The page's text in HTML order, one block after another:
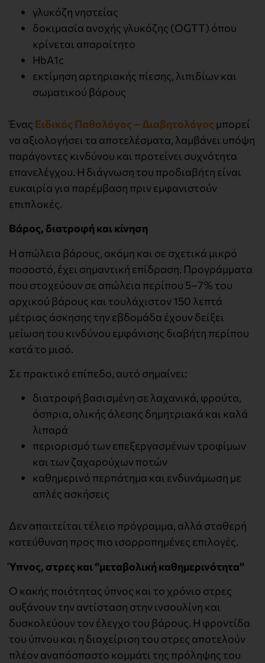
γλυκόζη νηστείας
δοκιμασία ανοχής γλυκόζης (OGTT) όπου
κρίνεται απαραίτητο
HbA1c
εκτίμηση αρτηριακής πίεσης, λιπιδίων και
σωματικού βάρους
Ένας Ειδικός Παθολόγος – Διαβητολόγος μπορεί
να αξιολογήσει τα αποτελέσματα, λαμβάνει υπόψη
παράγοντες κινδύνου και προτείνει συχνότητα
επανελέγχου. Η διάγνωση του προδιαβήτη είναι
ευκαιρία για παρέμβαση πριν εμφανιστούν
επιπλοκές.
Βάρος, διατροφή και κίνηση
Η απώλεια βάρους, ακόμη και σε σχετικά μικρό
ποσοστό, έχει σημαντική επίδραση. Προγράμματα
που στοχεύουν σε απώλεια περίπου 5–7% του
αρχικού βάρους και τουλάχιστον 150 λεπτά
μέτριας άσκησης την εβδομάδα έχουν δείξει
μείωση του κινδύνου εμφάνισης διαβήτη περίπου
κατά το μισό.
Σε πρακτικό επίπεδο, αυτό σημαίνει:
διατροφή βασισμένη σε λαχανικά, φρούτα,
όσπρια, ολικής άλεσης δημητριακά και καλά
λιπαρά
περιορισμό των επεξεργασμένων τροφίμων
και των ζαχαρούχων ποτών
καθημερινό περπάτημα και ενδυνάμωση με
απλές ασκήσεις
Δεν απαιτείται τέλειο πρόγραμμα, αλλά σταθερή
κατεύθυνση προς πιο ισορροπημένες επιλογές.
Ύπνος, στρες και “μεταβολική καθημερινότητα”
Ο κακής ποιότητας ύπνος και το χρόνιο στρες
αυξάνουν την αντίσταση στην ινσουλίνη και
δυσκολεύουν τον έλεγχο του βάρους. Η φροντίδα
του ύπνου και η διαχείριση του στρες αποτελούν
πλέον αναπόσπαστο κομμάτι της πρόληψης του